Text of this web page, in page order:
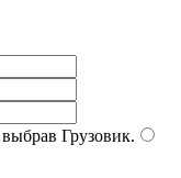
Грузовик.